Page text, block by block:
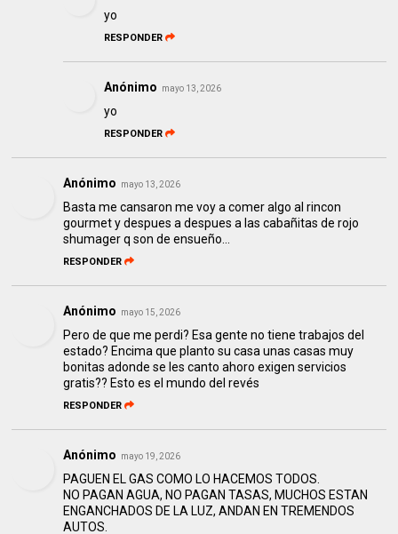
yo
RESPONDER
Anónimo mayo 13, 2026
yo
RESPONDER
Anónimo mayo 13, 2026
Basta me cansaron me voy a comer algo al rincon
gourmet y despues a despues a las cabañitas de rojo
shumager q son de ensueño...
RESPONDER
Anónimo mayo 15, 2026
Pero de que me perdi? Esa gente no tiene trabajos del
estado? Encima que planto su casa unas casas muy
bonitas adonde se les canto ahoro exigen servicios
gratis?? Esto es el mundo del revés
RESPONDER
Anónimo mayo 19, 2026
PAGUEN EL GAS COMO LO HACEMOS TODOS.
NO PAGAN AGUA, NO PAGAN TASAS, MUCHOS ESTAN
ENGANCHADOS DE LA LUZ, ANDAN EN TREMENDOS
AUTOS.